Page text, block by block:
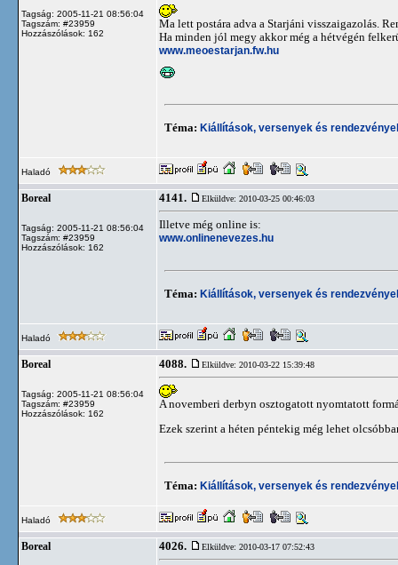
Tagság: 2005-11-21 08:56:04
Tagszám: #23959
Hozzászólások: 162
Ma lett postára adva a Starjáni visszaigazolás.
Ha minden jól megy akkor még a hétvégén
www.meoestarjan.fw.hu
Téma: Kiállítások, versenyek és
Haladó
Boreal
Tagság: 2005-11-21 08:56:04
Tagszám: #23959
Hozzászólások: 162
4141. Elküldve: 2010-03-25 00:46:03
Illetve még online is:
www.onlinenevezes.hu
Téma: Kiállítások, versenyek és
Haladó
Boreal
Tagság: 2005-11-21 08:56:04
Tagszám: #23959
Hozzászólások: 162
4088. Elküldve: 2010-03-22 15:39:48
A novemberi derbyn osztogatott nyomtatott
Ezek szerint a héten péntekig még lehet
Téma: Kiállítások, versenyek és
Haladó
Boreal 4026. Elküldve: 2010-03-17 07:52:43